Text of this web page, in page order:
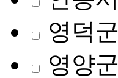
영덕군
영양군